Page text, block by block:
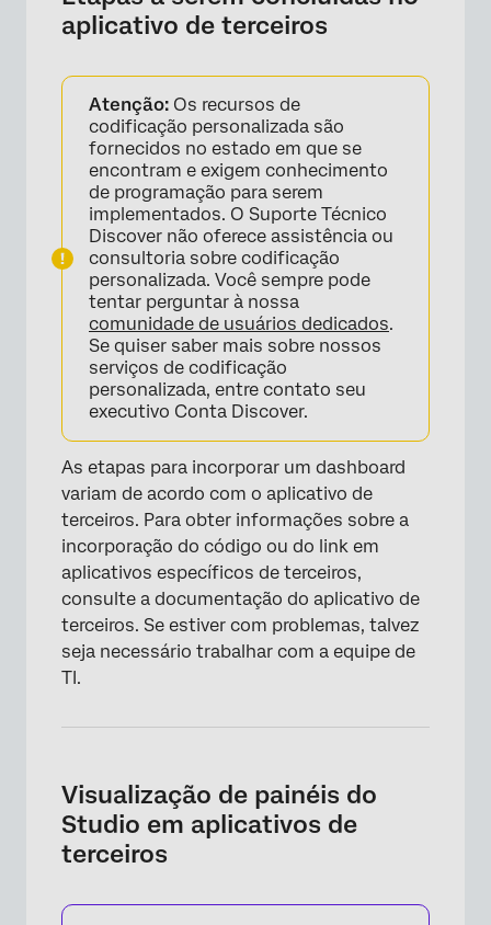
aplicativo de terceiros
Atenção: Os recursos de
codificação personalizada são
fornecidos no estado em que se
encontram e exigem conhecimento
de programação para serem
implementados. O Suporte Técnico
Discover não oferece assistência ou
consultoria sobre codificação
personalizada. Você sempre pode
tentar perguntar à nossa
comunidade de usuários dedicados.
Se quiser saber mais sobre nossos
serviços de codificação
personalizada, entre contato seu
executivo Conta Discover.
As etapas para incorporar um dashboard
variam de acordo com o aplicativo de
terceiros. Para obter informações sobre a
incorporação do código ou do link em
aplicativos específicos de terceiros,
consulte a documentação do aplicativo de
terceiros. Se estiver com problemas, talvez
seja necessário trabalhar com a equipe de
TI.
Visualização de painéis do
Studio em aplicativos de
terceiros